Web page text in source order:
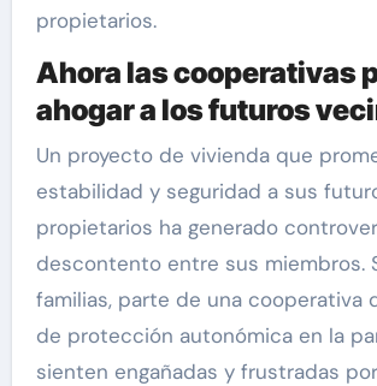
propietarios.
Ahora las cooperativas
ahogar a los futuros
Un proyecto de vivienda que
estabilidad y seguridad a sus
propietarios ha generado
descontento entre sus miembros.
familias, parte de una cooperativa
de protección autonómica en la
sienten engañadas y frustradas